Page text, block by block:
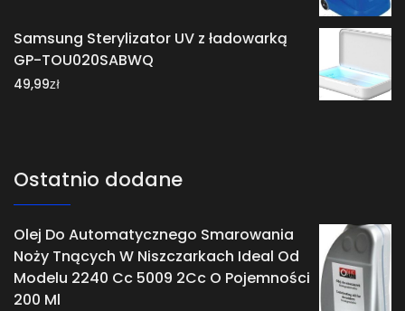
Samsung Sterylizator UV z ładowarką
GP-TOU020SABWQ
49,99zł
Ostatnio dodane
Olej Do Automatycznego Smarowania
Noży Tnących W Niszczarkach Ideal Od
Modelu 2240 Cc 5009 2Cc O Pojemności
200 Ml